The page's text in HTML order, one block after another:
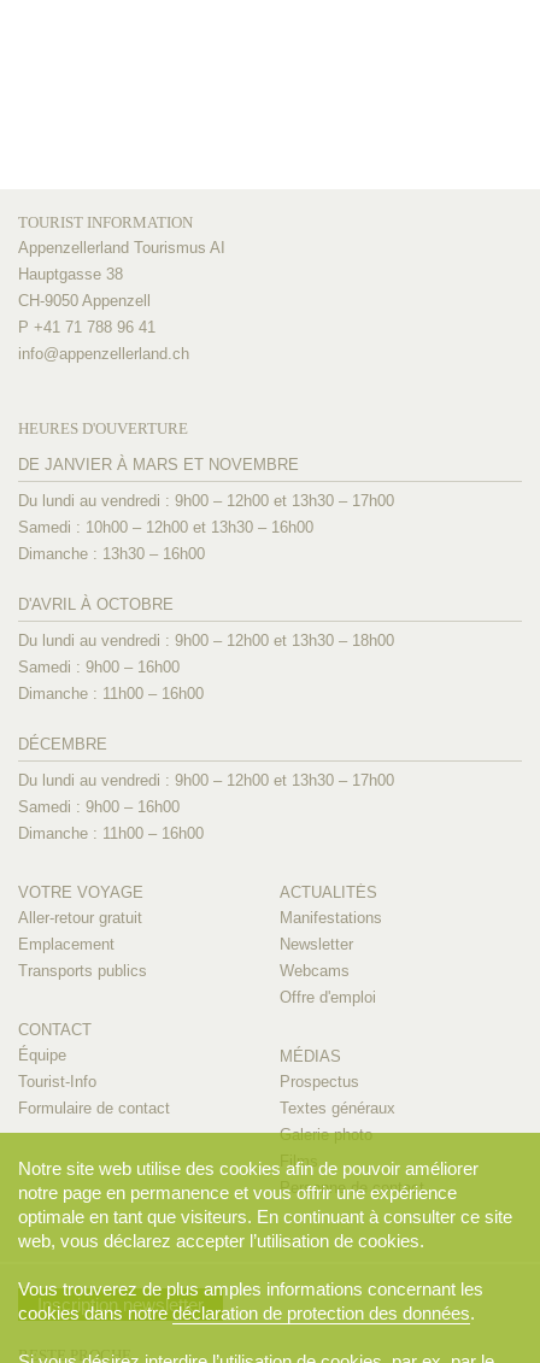
TOURIST INFORMATION
Appenzellerland Tourismus AI
Hauptgasse 38
CH-9050 Appenzell
P +41 71 788 96 41
info@appenzellerland.ch
HEURES D'OUVERTURE
DE JANVIER À MARS ET NOVEMBRE
Du lundi au vendredi : 9h00 – 12h00 et 13h30 – 17h00
Samedi : 10h00 – 12h00 et 13h30 – 16h00
Dimanche : 13h30 – 16h00
D'AVRIL À OCTOBRE
Du lundi au vendredi : 9h00 – 12h00 et 13h30 – 18h00
Samedi : 9h00 – 16h00
Dimanche : 11h00 – 16h00
DÉCEMBRE
Du lundi au vendredi : 9h00 – 12h00 et 13h30 – 17h00
Samedi : 9h00 – 16h00
Dimanche : 11h00 – 16h00
VOTRE VOYAGE
Aller-retour gratuit
Emplacement
Transports publics
CONTACT
Équipe
Tourist-Info
Formulaire de contact
ACTUALITÉS
Manifestations
Newsletter
Webcams
Offre d'emploi
MÉDIAS
Prospectus
Textes généraux
Galerie photo
Films
Personne de contact
Inscription newsletter
RESTE PROCHE
Notre site web utilise des cookies afin de pouvoir améliorer
notre page en permanence et vous offrir une expérience
optimale en tant que visiteurs. En continuant à consulter ce site
web, vous déclarez accepter l’utilisation de cookies.
Vous trouverez de plus amples informations concernant les
cookies dans notredéclaration de protection des données.